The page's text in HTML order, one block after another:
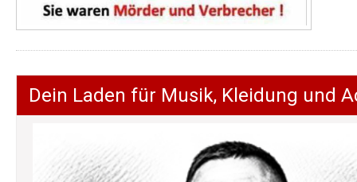
Dein Laden für Musik, Kleidung und